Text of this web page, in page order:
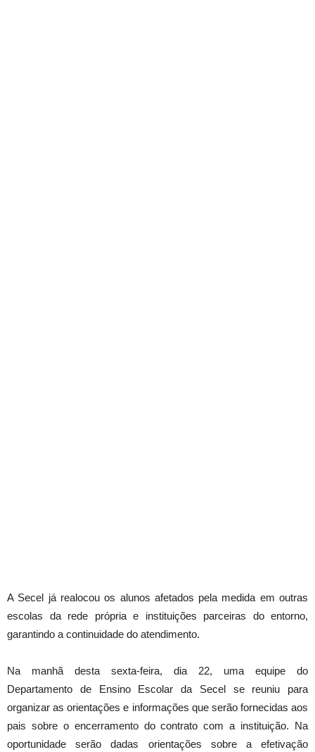
A Secel já realocou os alunos afetados pela medida em outras
escolas da rede própria e instituições parceiras do entorno,
garantindo a continuidade do atendimento.
Na manhã desta sexta-feira, dia 22, uma equipe do
Departamento de Ensino Escolar da Secel se reuniu para
organizar as orientações e informações que serão fornecidas aos
pais sobre o encerramento do contrato com a instituição. Na
oportunidade serão dadas orientações sobre a efetivação